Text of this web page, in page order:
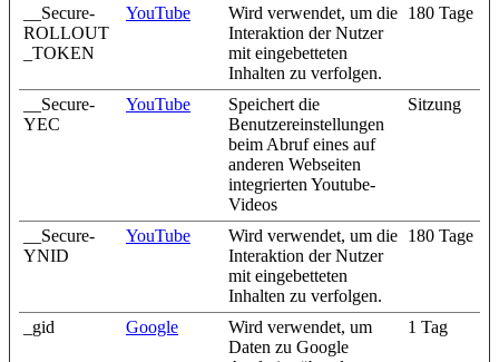
__Secure-
ROLLOUT
_TOKEN
YouTube
Wird verwendet, um die
Interaktion der Nutzer
mit eingebetteten
Inhalten zu verfolgen.
180 Tage
__Secure-
YEC
YouTube
Speichert die
Benutzereinstellungen
beim Abruf eines auf
anderen Webseiten
integrierten Youtube-
Videos
Sitzung
__Secure-
YNID
YouTube
Wird verwendet, um die
Interaktion der Nutzer
mit eingebetteten
Inhalten zu verfolgen.
180 Tage
_gid Google
Wird verwendet, um
Daten zu Google
1 Tag